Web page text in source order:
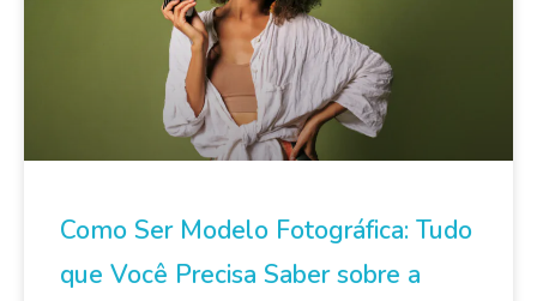
Como Ser Modelo Fotográfica: Tudo
que Você Precisa Saber sobre a